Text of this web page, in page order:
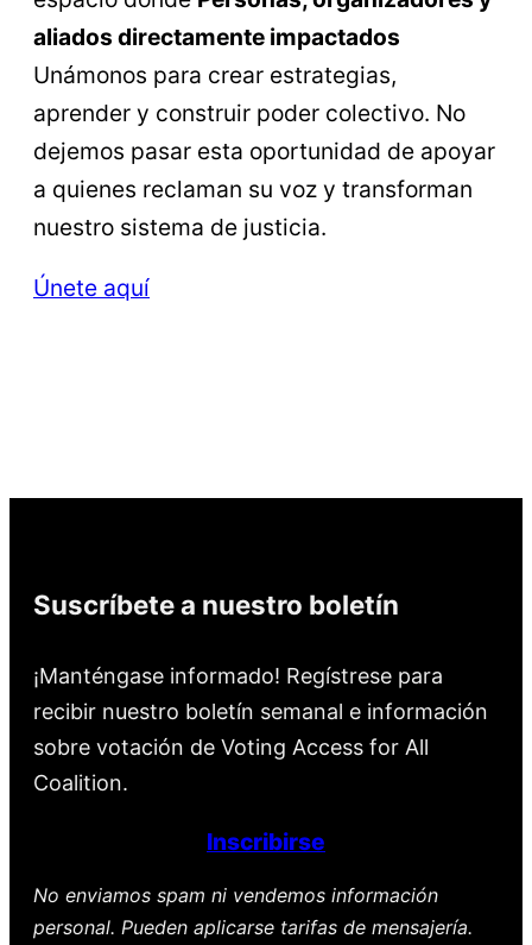
aliados directamente impactados
Unámonos para crear estrategias,
aprender y construir poder colectivo. No
dejemos pasar esta oportunidad de apoyar
a quienes reclaman su voz y transforman
nuestro sistema de justicia.
Únete aquí
Suscríbete a nuestro boletín
¡Manténgase informado! Regístrese para
recibir nuestro boletín semanal e información
sobre votación de Voting Access for All
Coalition.
Inscribirse
No enviamos spam ni vendemos información
personal. Pueden aplicarse tarifas de mensajería.